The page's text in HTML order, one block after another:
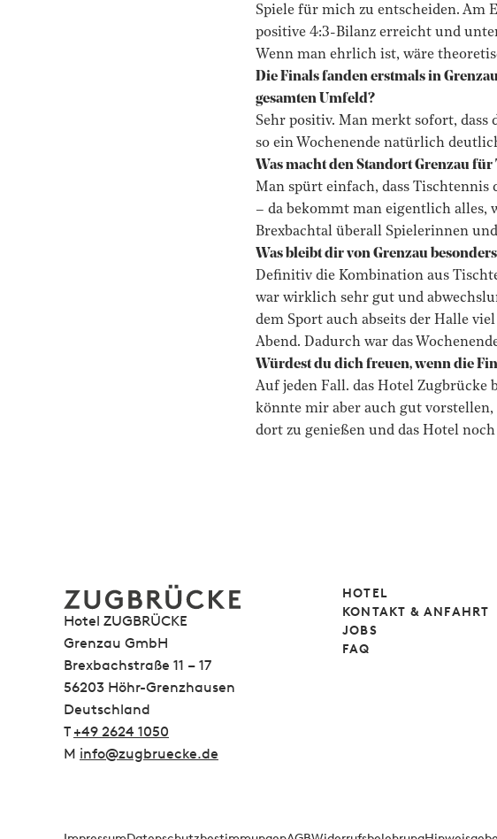
Spiele für mich zu entscheiden. Am
positive 4:3-Bilanz erreicht und
Wenn man ehrlich ist, wäre
Die Finals fanden erstmals in
gesamten Umfeld?
Sehr positiv. Man merkt sofort,
so ein Wochenende natürlich
Was macht den Standort Grenzau
Man spürt einfach, dass
– da bekommt man eigentlich alles,
Brexbachtal überall Spielerinnen
Was bleibt dir von Grenzau
Definitiv die Kombination aus
war wirklich sehr gut und
dem Sport auch abseits der Halle
Abend. Dadurch war das
Würdest du dich freuen, wenn die
Auf jeden Fall. das Hotel
könnte mir aber auch gut
dort zu genießen und das Hotel
Hotel ZUGBRÜCKE
Grenzau GmbH
Brexbachstraße 11 – 17
56203 Höhr-Grenzhausen
Deutschland
T +49 2624 1050
M info@zugbruecke.de
HOTEL
KONTAKT & ANFAHRT
JOBS
FAQ